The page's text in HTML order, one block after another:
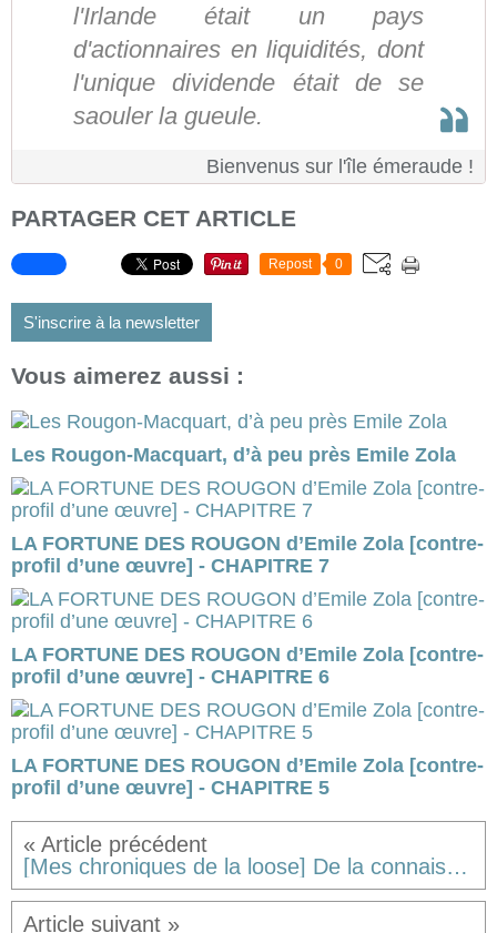
l'Irlande était un pays
d'actionnaires en liquidités, dont
l'unique dividende était de se
saouler la gueule.
Bienvenus sur l'île émeraude !
PARTAGER CET ARTICLE
Repost 0
S'inscrire à la newsletter
Vous aimerez aussi :
Les Rougon-Macquart, d’à peu près Emile Zola
LA FORTUNE DES ROUGON d’Emile Zola [contre-
profil d’une œuvre] - CHAPITRE 7
LA FORTUNE DES ROUGON d’Emile Zola [contre-
profil d’une œuvre] - CHAPITRE 6
LA FORTUNE DES ROUGON d’Emile Zola [contre-
profil d’une œuvre] - CHAPITRE 5
[Mes chroniques de la loose] De la connaissance approximative des paroles.